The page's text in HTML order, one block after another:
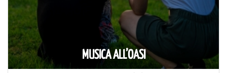
MUSICA ALL’OASI